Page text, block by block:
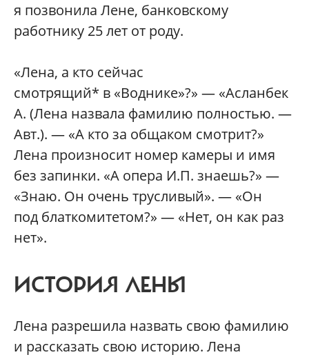
я позвонила Лене, банковскому
работнику 25 лет от роду.
«Лена, а кто сейчас
смотрящий* в «Воднике»?» — «Асланбек
А. (Лена назвала фамилию полностью. —
Авт.). — «А кто за общаком смотрит?»
Лена произносит номер камеры и имя
без запинки. «А опера И.П. знаешь?» —
«Знаю. Он очень трусливый». — «Он
под блаткомитетом?» — «Нет, он как раз
нет».
ИСТОРИЯ ЛЕНЫ
Лена разрешила назвать свою фамилию
и рассказать свою историю. Лена